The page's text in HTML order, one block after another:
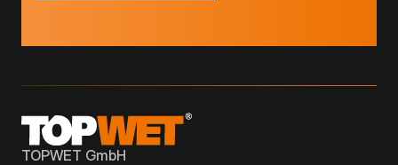
TOPWET GmbH